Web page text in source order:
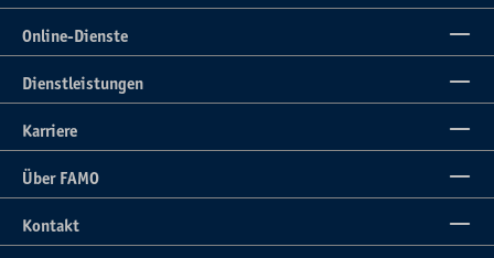
Online-Dienste
Dienstleistungen
Karriere
Über FAMO
Kontakt